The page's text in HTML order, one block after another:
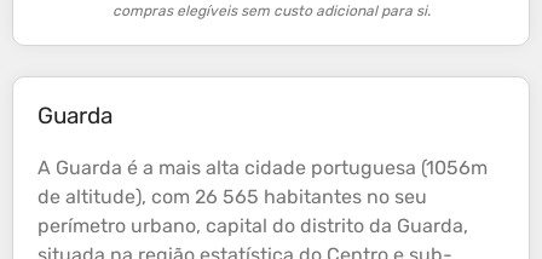
compras elegíveis sem custo adicional para si.
Guarda
A Guarda é a mais alta cidade portuguesa (1056m
de altitude), com 26 565 habitantes no seu
perímetro urbano, capital do distrito da Guarda,